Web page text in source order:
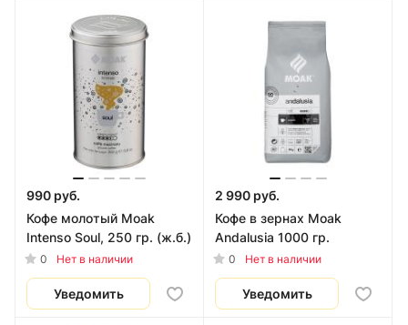
990 руб.
Кофе молотый Moak
Intenso Soul, 250 гр. (ж.б.)
0 Нет в наличии
Уведомить
2 990 руб.
Кофе в зернах Moak
Andalusia 1000 гр.
0 Нет в наличии
Уведомить